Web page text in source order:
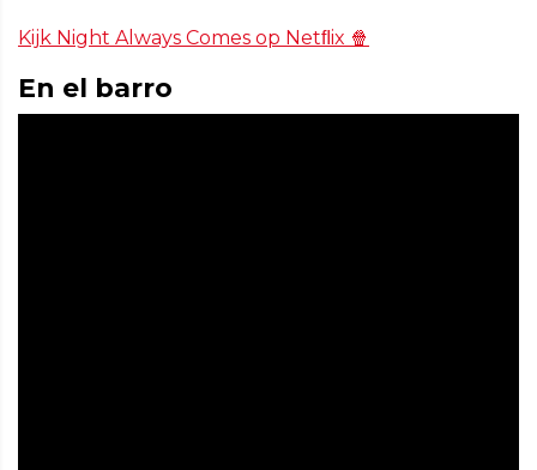
Kijk Night Always Comes op Netﬂix 🍿
En el barro